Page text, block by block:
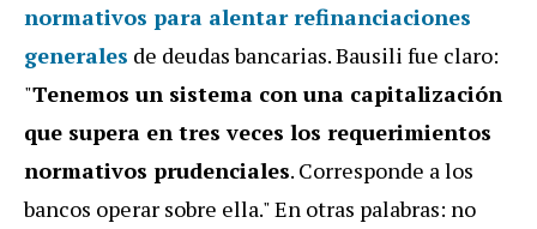
normativos para alentar refinanciaciones
generales de deudas bancarias. Bausili fue claro:
"Tenemos un sistema con una capitalización
que supera en tres veces los requerimientos
normativos prudenciales. Corresponde a los
bancos operar sobre ella." En otras palabras: no